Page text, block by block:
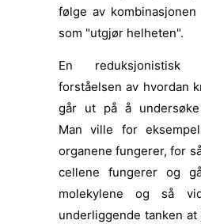
følge av
som "utgjør helheten".
En
forståelsen av hvordan
går ut på å undersøke
Man ville for
organene fungerer, for
cellene fungerer og
molekylene og så
underliggende tanken